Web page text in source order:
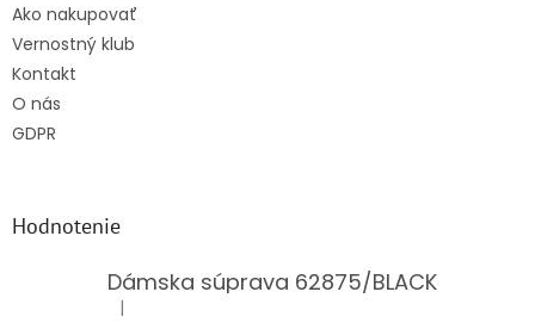
Ako nakupovať
Vernostný klub
Kontakt
O nás
GDPR
Hodnotenie
Dámska súprava 62875/BLACK
Hodnotenie produktu je 5 z 5 hviezdičiek.
|